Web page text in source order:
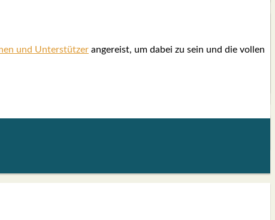
und Unter­stüt­zer ange­reist, um dabei zu sein und die vol­len